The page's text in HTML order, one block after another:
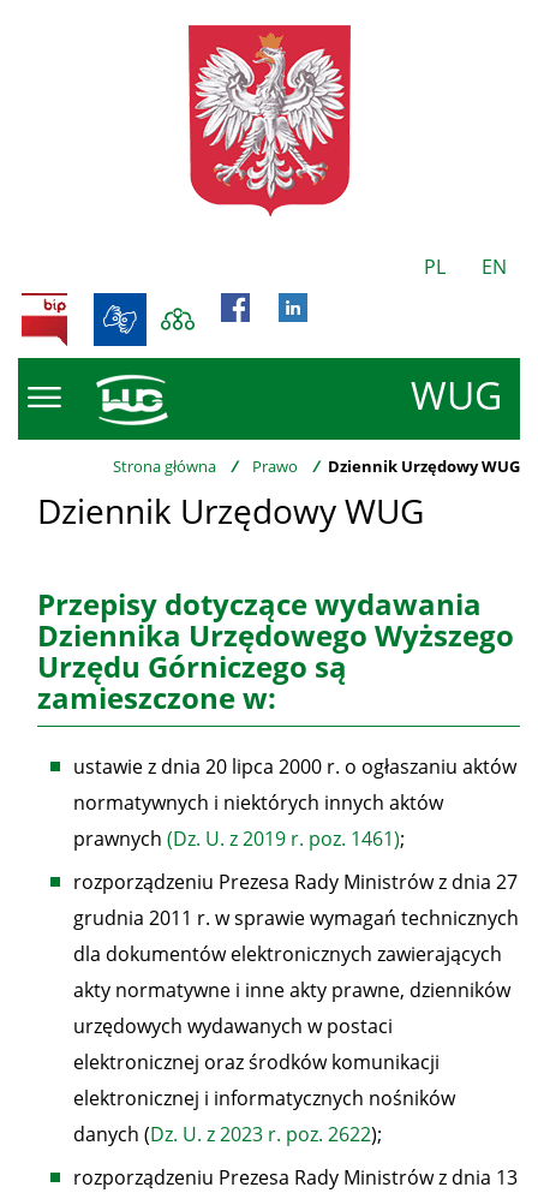
PL EN
WUG
BIP
Strona główna / Prawo / Dziennik Urzędowy WUG
Dziennik Urzędowy WUG
Przepisy dotyczące wydawania
Dziennika Urzędowego Wyższego
Urzędu Górniczego są
zamieszczone w:
ustawie z dnia 20 lipca 2000 r. o ogłaszaniu aktów
normatywnych i niektórych innych aktów
prawnych (Dz. U. z 2019 r. poz. 1461);
rozporządzeniu Prezesa Rady Ministrów z dnia 27
grudnia 2011 r. w sprawie wymagań technicznych
dla dokumentów elektronicznych zawierających
akty normatywne i inne akty prawne, dzienników
urzędowych wydawanych w postaci
elektronicznej oraz środków komunikacji
elektronicznej i informatycznych nośników
danych (Dz. U. z 2023 r. poz. 2622);
rozporządzeniu Prezesa Rady Ministrów z dnia 13